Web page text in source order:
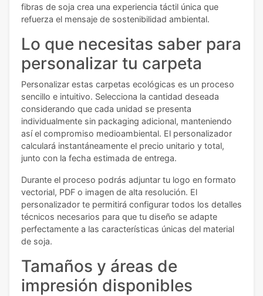
fibras de soja crea una experiencia táctil única que
refuerza el mensaje de sostenibilidad ambiental.
Lo que necesitas saber para
personalizar tu carpeta
Personalizar estas carpetas ecológicas es un proceso
sencillo e intuitivo. Selecciona la cantidad deseada
considerando que cada unidad se presenta
individualmente sin packaging adicional, manteniendo
así el compromiso medioambiental. El personalizador
calculará instantáneamente el precio unitario y total,
junto con la fecha estimada de entrega.
Durante el proceso podrás adjuntar tu logo en formato
vectorial, PDF o imagen de alta resolución. El
personalizador te permitirá configurar todos los detalles
técnicos necesarios para que tu diseño se adapte
perfectamente a las características únicas del material
de soja.
Tamaños y áreas de
impresión disponibles